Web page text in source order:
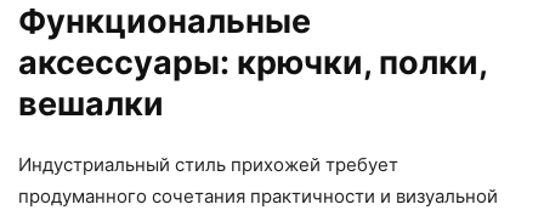
Функциональные
аксессуары: крючки, полки,
вешалки
Индустриальный стиль прихожей требует
продуманного сочетания практичности и визуальной